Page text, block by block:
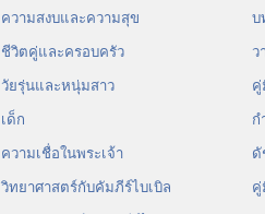
ความสงบและความสุข
ชีวิตคู่และครอบครัว
วัยรุ่น​และ​หนุ่ม​สาว
เด็ก
ความเชื่อในพระเจ้า
วิทยาศาสตร์กับคัมภีร์ไบเบิล
บ
ว
คู่
ก
คู่